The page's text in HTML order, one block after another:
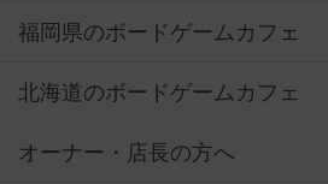
福岡県のボードゲームカフェ
北海道のボードゲームカフェ
オーナー・店長の方へ